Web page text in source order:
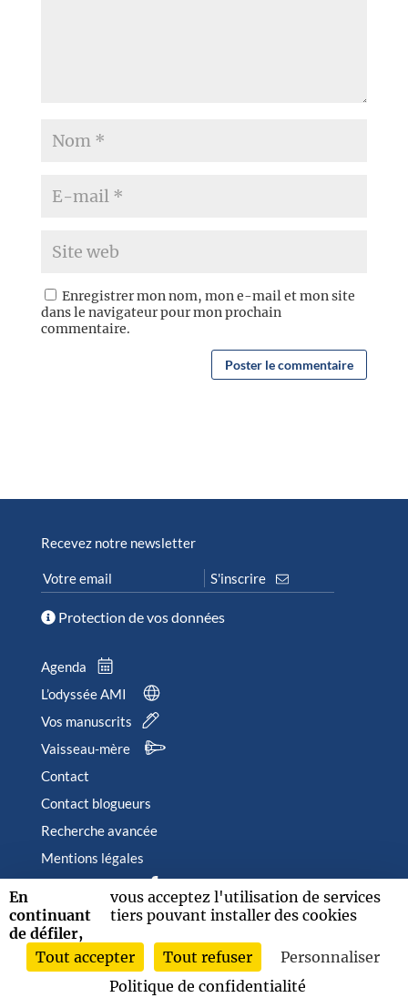
Enregistrer mon nom, mon e-mail et mon site
dans le navigateur pour mon prochain
commentaire.
Recevez notre newsletter
Protection de vos données
Agenda
L’odyssée AMI
Vos manuscrits
Vaisseau-mère
Contact
Contact blogueurs
Recherche avancée
Mentions légales
2026 © Albin Michel Imaginaire - Tous droits réservés
En
continuant
de défiler,
vous acceptez l'utilisation de services
tiers pouvant installer des cookies
Tout accepter Tout refuser
Personnaliser
Politique de confidentialité